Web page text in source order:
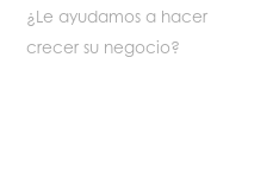
¿Le ayudamos a hacer
crecer su negocio?